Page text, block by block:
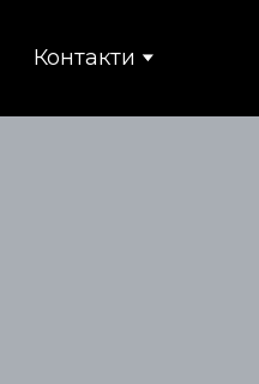
Контакти